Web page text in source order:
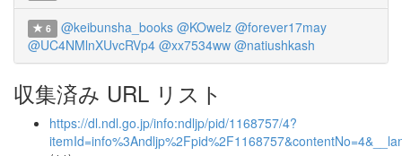
6 @keibunsha_books @KOwelz @forever17may
@UC4NMlnXUvcRVp4 @xx7534ww @natiushkash
収集済み URL リスト
https://dl.ndl.go.jp/info:ndljp/pid/1168757/4?